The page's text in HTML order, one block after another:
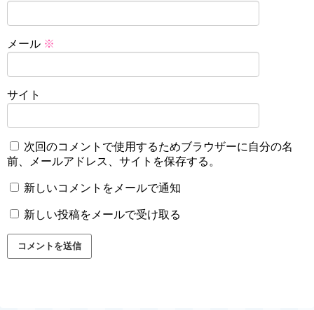
メール ※
サイト
次回のコメントで使用するためブラウザーに自分の名
前、メールアドレス、サイトを保存する。
新しいコメントをメールで通知
新しい投稿をメールで受け取る